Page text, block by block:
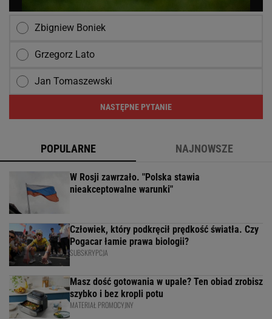
Zbigniew Boniek
Grzegorz Lato
Jan Tomaszewski
NASTĘPNE PYTANIE
POPULARNE NAJNOWSZE
W Rosji zawrzało. "Polska stawia
nieakceptowalne warunki"
Człowiek, który podkręcił prędkość światła. Czy
Pogacar łamie prawa biologii?
SUBSKRYPCJA
Masz dość gotowania w upale? Ten obiad zrobisz
szybko i bez kropli potu
MATERIAŁ PROMOCYJNY